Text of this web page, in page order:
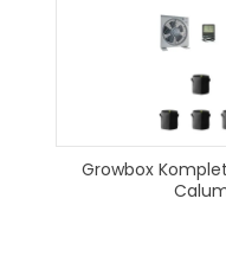
Growbox